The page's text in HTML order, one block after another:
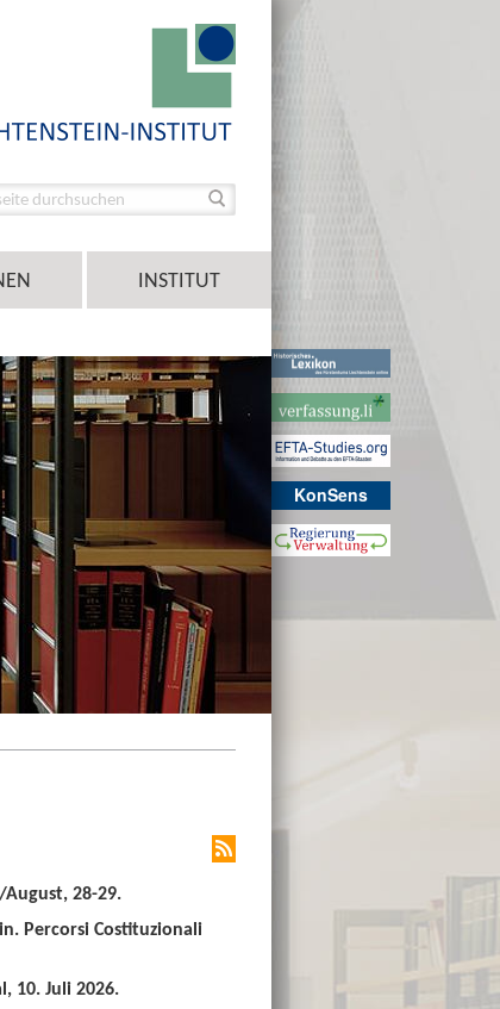
KonSens
INSTITUT
28-29.
Percorsi Costituzionali
10. Juli 2026.